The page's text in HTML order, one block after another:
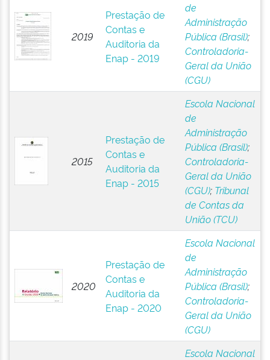
2019
Prestação de
Contas e
Auditoria da
Enap - 2019
de
Administração
Pública (Brasil);
Controladoria-
Geral da União
(CGU)
2015
Prestação de
Contas e
Auditoria da
Enap - 2015
Escola Nacional
de
Administração
Pública (Brasil);
Controladoria-
Geral da União
(CGU); Tribunal
de Contas da
União (TCU)
2020
Prestação de
Contas e
Auditoria da
Enap - 2020
Escola Nacional
de
Administração
Pública (Brasil);
Controladoria-
Geral da União
(CGU)
Escola Nacional